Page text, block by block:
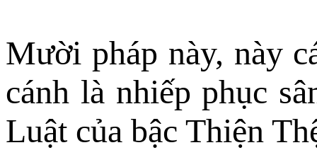
Mười pháp này, này
cánh là nhiếp phục
Luật của bậc Thiện